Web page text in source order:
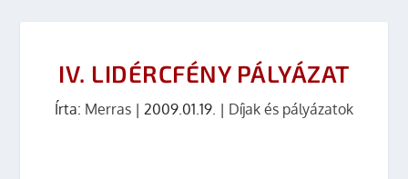
IV. LIDÉRCFÉNY PÁLYÁZAT
Írta: Merras | 2009.01.19. | Díjak és pályázatok